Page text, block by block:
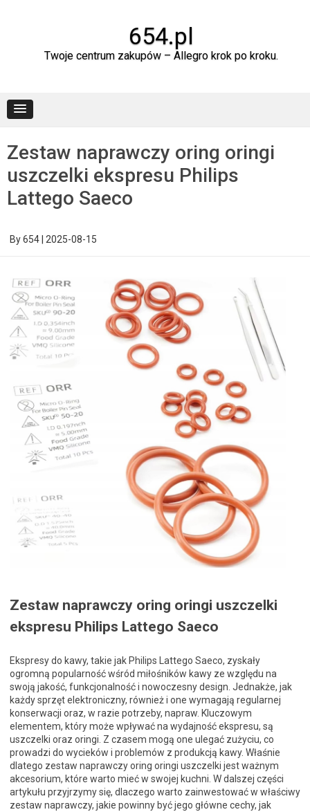
654.pl
Twoje centrum zakupów – Allegro krok po kroku.
Zestaw naprawczy oring oringi
uszczelki ekspresu Philips
Lattego Saeco
By654 2025-08-15
Zestaw naprawczy oring oringi uszczelki
ekspresu Philips Lattego Saeco
Ekspresy do kawy, takie jak Philips Lattego Saeco, zyskały
ogromną popularność wśród miłośników kawy ze względu na
swoją jakość, funkcjonalność i nowoczesny design. Jednakże, jak
każdy sprzęt elektroniczny, również i one wymagają regularnej
konserwacji oraz, w razie potrzeby, napraw. Kluczowym
elementem, który może wpływać na wydajność ekspresu, są
uszczelki oraz oringi. Z czasem mogą one ulegać zużyciu, co
prowadzi do wycieków i problemów z produkcją kawy. Właśnie
dlatego zestaw naprawczy oring oringi uszczelki jest ważnym
akcesorium, które warto mieć w swojej kuchni. W dalszej części
artykułu przyjrzymy się, dlaczego warto zainwestować w właściwy
zestaw naprawczy, jakie powinny być jego główne cechy, jak